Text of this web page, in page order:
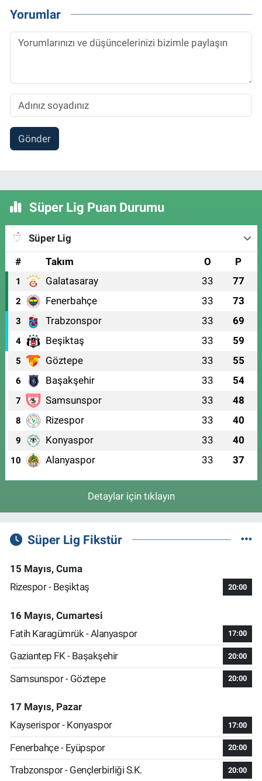
Yorumlar
Gönder
Süper Lig Puan Durumu
Süper Lig
#
Takım O P
1 Galatasaray 33 77
2 Fenerbahçe 33 73
3 Trabzonspor 33 69
4 Beşiktaş 33 59
5 Göztepe 33 55
6 Başakşehir 33 54
7 Samsunspor 33 48
8 Rizespor 33 40
9 Konyaspor 33 40
10 Alanyaspor 33 37
Detaylar için tıklayın
Süper Lig Fikstür
15 Mayıs, Cuma
Rizespor - Beşiktaş
20:00
16 Mayıs, Cumartesi
Fatih Karagümrük - Alanyaspor
17:00
Gaziantep FK - Başakşehir 20:00
Samsunspor - Göztepe 20:00
17 Mayıs, Pazar
Kayserispor - Konyaspor
17:00
Fenerbahçe - Eyüpspor 20:00
Trabzonspor - Gençlerbirliği S.K. 20:00